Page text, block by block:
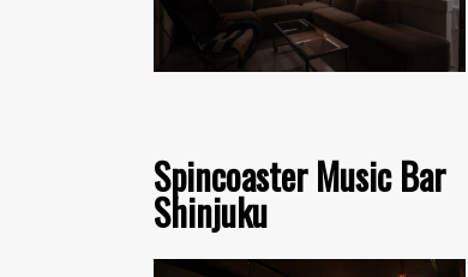
Spincoaster Music Bar
Shinjuku